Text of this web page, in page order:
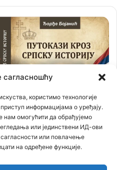
сагласношћу
користимо технологије
информацијама о уређају.
нам омогућити да обрађујемо
или јединствени ИД-ови
или повлачење
на одређене функције.